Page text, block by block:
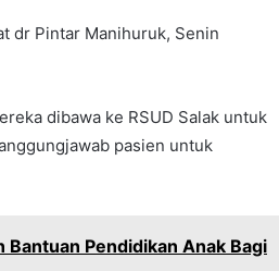
dr Pintar Manihuruk, Senin
dibawa ke RSUD Salak untuk
pasien untuk
Bantuan Pendidikan Anak Bagi